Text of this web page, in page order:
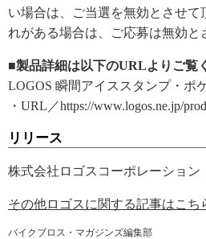
い場合は、ご当選を無効とさせ
れがある場合は、ご応募は無効と
■製品詳細は以下のURLよりご覧
LOGOS 瞬間アイススタンプ・ポ
・URL／https://www.logos.ne.jp/
リリース
株式会社ロゴスコーポレーション
その他ロゴスに関する記事はこち
バイクブロス・マガジンズ編集部